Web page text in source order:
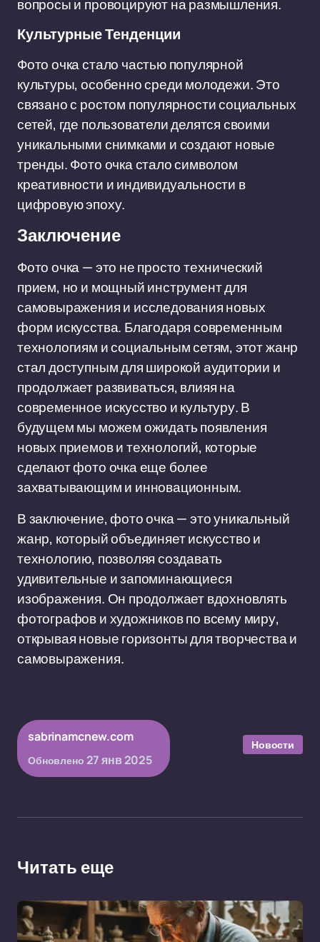
вопросы и провоцируют на размышления.
Культурные Тенденции
Фото очка стало частью популярной
культуры, особенно среди молодежи. Это
связано с ростом популярности социальных
сетей, где пользователи делятся своими
уникальными снимками и создают новые
тренды. Фото очка стало символом
креативности и индивидуальности в
цифровую эпоху.
Заключение
Фото очка — это не просто технический
прием, но и мощный инструмент для
самовыражения и исследования новых
форм искусства. Благодаря современным
технологиям и социальным сетям, этот жанр
стал доступным для широкой аудитории и
продолжает развиваться, влияя на
современное искусство и культуру. В
будущем мы можем ожидать появления
новых приемов и технологий, которые
сделают фото очка еще более
захватывающим и инновационным.
В заключение, фото очка — это уникальный
жанр, который объединяет искусство и
технологию, позволяя создавать
удивительные и запоминающиеся
изображения. Он продолжает вдохновлять
фотографов и художников по всему миру,
открывая новые горизонты для творчества и
самовыражения.
sabrinamcnew.com
Обновлено 27 янв 2025
Новости
Читать еще